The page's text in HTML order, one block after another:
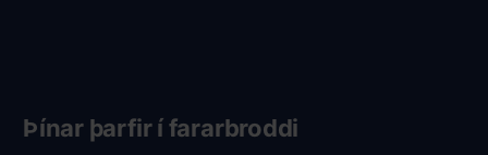
Þínar þarfir í fararbroddi